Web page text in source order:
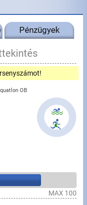
Pénzügyek
OB
MAX 100